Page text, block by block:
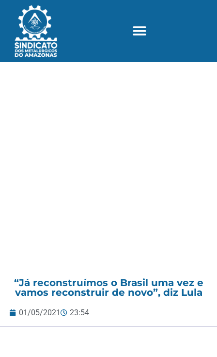
“Já reconstruímos o Brasil uma vez e
vamos reconstruir de novo”, diz Lula
01/05/2021 23:54